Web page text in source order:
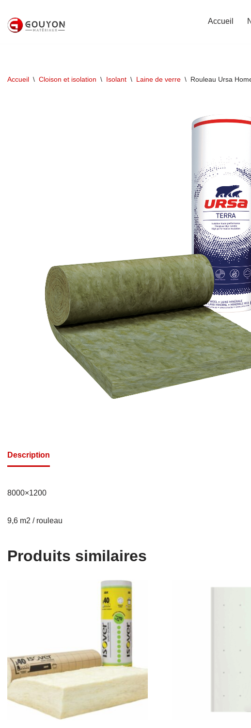
Aller
Accueil
Accueil \ Cloison et isolation \ Isolant \ Laine de verre \ Rouleau Ursa
Description
8000×1200
9,6 m2 / rouleau
Produits similaires